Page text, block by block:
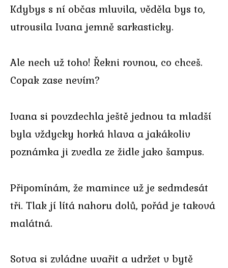
Kdybys s ní občas mluvila, věděla bys to,
utrousila Ivana jemně sarkasticky.
Ale nech už toho! Řekni rovnou, co chceš.
Copak zase nevím?
Ivana si povzdechla ještě jednou ta mladší
byla vždycky horká hlava a jakákoliv
poznámka ji zvedla ze židle jako šampus.
Připomínám, že mamince už je sedmdesát
tři. Tlak jí lítá nahoru dolů, pořád je taková
malátná.
Sotva si zvládne uvařit a udržet v bytě